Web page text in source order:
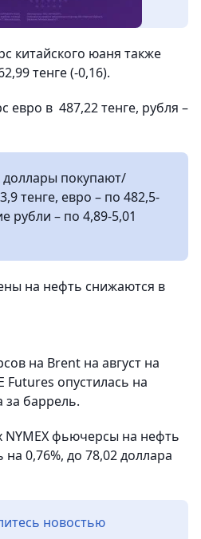
китайского юаня также
тенге (-0,16).
евро в 487,22 тенге, рубля –
покупают/
тенге, евро – по 482,5-
рубли – по 4,89-5,01
на нефть снижаются в
на Brent на август на
Futures опустилась на
за баррель.
NYMEX фьючерсы на нефть
0,76%, до 78,02 доллара
новостью